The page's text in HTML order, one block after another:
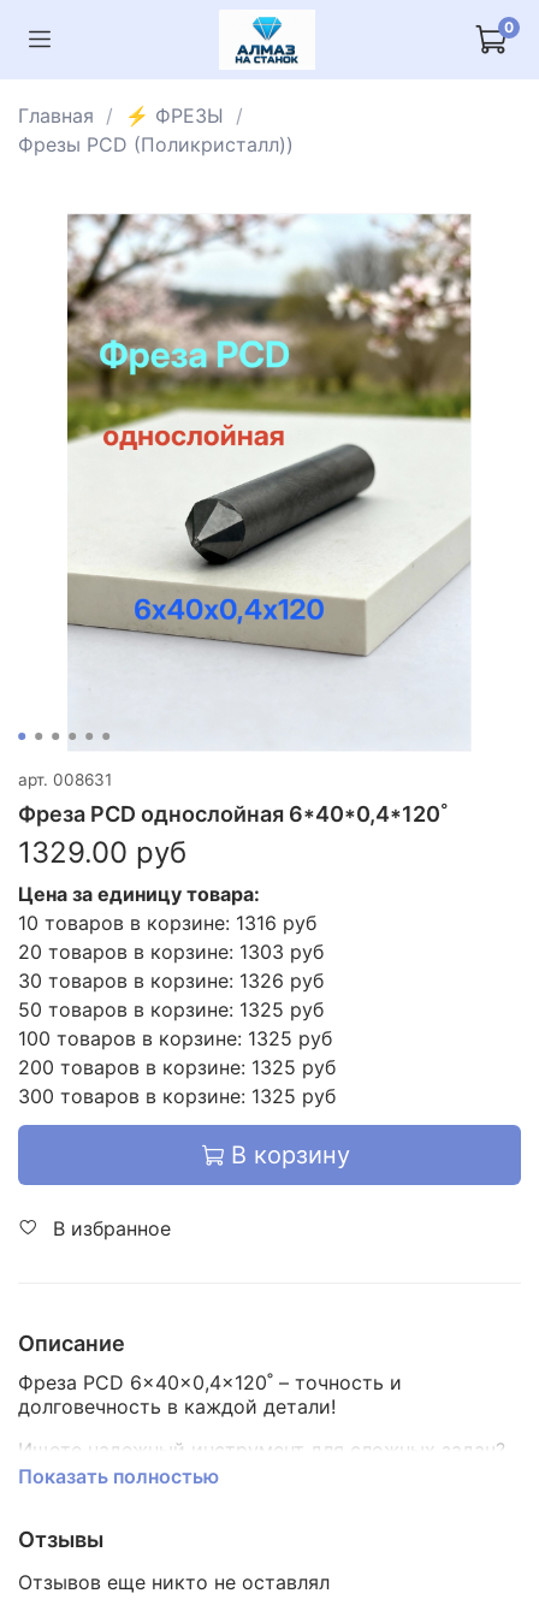
0
Главная
⚡️ ФРЕЗЫ
Фрезы PCD (Поликристалл))
арт. 008631
Фреза PCD однослойная 6*40*0,4*120˚
1329.00 руб
Цена за единицу товара:
10 товаров в корзине: 1316 руб
20 товаров в корзине: 1303 руб
30 товаров в корзине: 1326 руб
50 товаров в корзине: 1325 руб
100 товаров в корзине: 1325 руб
200 товаров в корзине: 1325 руб
300 товаров в корзине: 1325 руб
В корзину
В избранное
Описание
Фреза PCD 6×40×0,4×120˚ – точность и
долговечность в каждой детали!
Ищете надежный инструмент для сложных задач?
Эта фреза с углом заточки 120˚ и алмазным
композитами, пластиком и не только.
Почему выбирают эту фрезу?
Показать полностью
Отзывы
Отзывов еще никто не оставлял